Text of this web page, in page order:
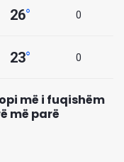
26° 0
23° 0
më i fuqishëm
më parë